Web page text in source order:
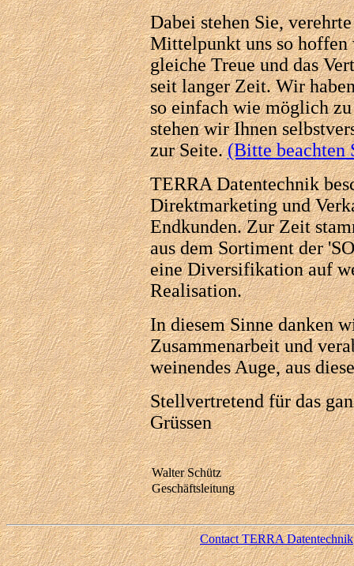
Dabei stehen Sie,
Mittelpunkt uns so
gleiche Treue und das
seit langer Zeit. Wir
so einfach wie möglich
stehen wir Ihnen
zur Seite.(Bitte beachten
TERRA Datentechnik
Direktmarketing und
Endkunden. Zur Zeit
aus dem Sortiment der
eine Diversifikation auf
Realisation.
In diesem Sinne danken
Zusammenarbeit und
weinendes Auge, aus
Stellvertretend für das
Grüssen
Walter Schütz
Geschäftsleitung
Contact TERRA Datentechnik